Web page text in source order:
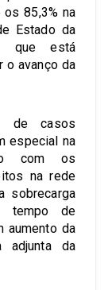
os 85,3% na
Estado da
que está
o avanço da
de casos
especial na
com os
na rede
sobrecarga
tempo de
aumento da
adjunta da